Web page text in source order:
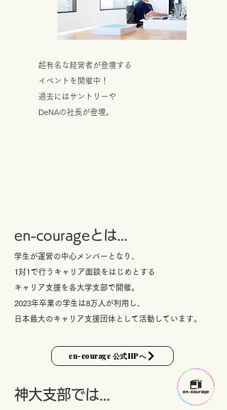
超有名な経営者が登壇する
イベントを開催中！
過去にはサントリーや
DeNAの社長が登壇。
en-courageとは...
学生が運営の中心メンバーとなり、
1対1で行うキャリア面談をはじめとする
キャリア支援を各大学支部で開催。
2023年卒業の学生は8万人が利用し、
日本最大のキャリア支援団体として活動しています。
en-courage 公式HPへ
​神大支部では...